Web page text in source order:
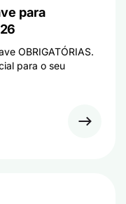
para
OBRIGATÓRIAS.
para o seu